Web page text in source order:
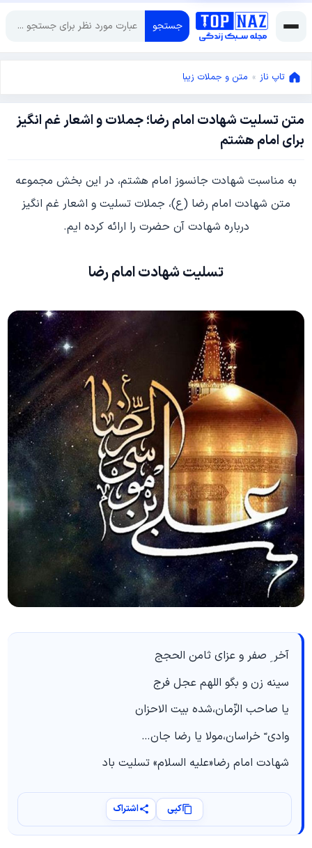
جستجو
تاپ ناز » متن و جملات زیبا
متن تسلیت شهادت امام رضا؛ جملات و اشعار غم انگیز
برای امام هشتم
سپتامبر
3,
3,به مناسبت شهادت جانسوز امام هشتم، در این بخش مجموعه
متن شهادت امام رضا (ع)، جملات تسلیت و اشعار غم انگیز
درباره شهادت آن حضرت را ارائه کرده ایم.
تسلیت شهادت امام رضا
آخر ِ صفر و عزای ثامن الحجج
سینه زن و بگو اللهم عجل فرج
یا صاحب الزّمان،شده بیت الاحزان
وادی ّ خراسان،مولا یا رضا جان…
شهادت امام رضا«علیه السلام» تسلیت باد
کپی اشتراک